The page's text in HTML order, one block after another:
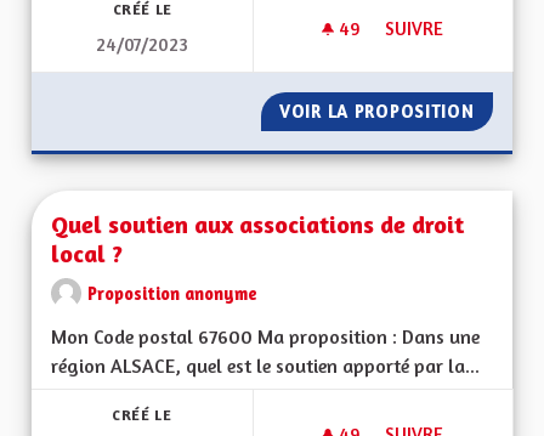
CRÉÉ LE
24/07/2023
49 49 ABONNÉS
SUIVRE
VOIR LA PROPOSITION
Quel soutien aux associations de droit
local ?
Proposition anonyme
Mon Code postal 67600 Ma proposition : Dans une
région ALSACE, quel est le soutien apporté par la...
CRÉÉ LE